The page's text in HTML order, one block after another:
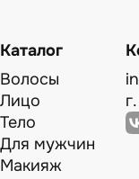
Каталог
Волосы
Лицо
Тело
Для мужчин
Макияж